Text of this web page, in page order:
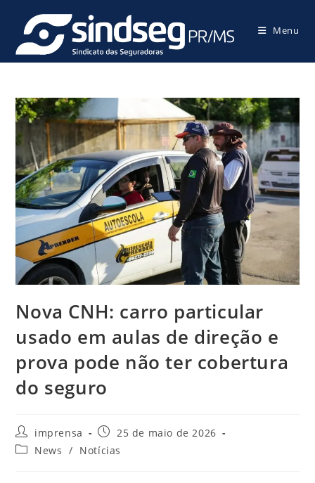
Menu
Nova CNH: carro particular
usado em aulas de direção e
prova pode não ter cobertura
do seguro
imprensa
25 de maio de 2026
News / Notícias